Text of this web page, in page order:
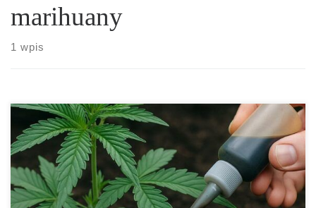
marihuany
1 wpis
Kwas fulwowy – jak wykorzystać jego moc w nowoczesnej
hydroponice Kwas fulwowy to organiczna substancja, która w
ostatnich latach zdobyła ogromną popularność wśród hodowców
roślin hydroponicznych. To naturalny biostymulator o
wyjątkowych właściwościach chelatujących, który zwiększa